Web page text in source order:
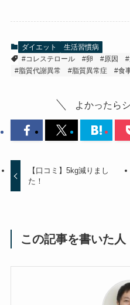
ダイエット
生活習慣病
#コレステロール
#卵 #原因
#脂質代謝異常
#脂質異常症 #食
よかったら
【口コミ】5kg減りまし
た！
この記事を書いた人